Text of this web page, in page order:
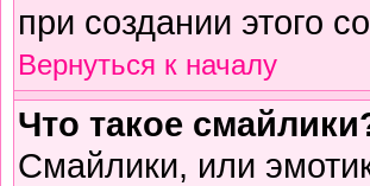
при создании этого
Вернуться к началу
Что такое
Смайлики, или